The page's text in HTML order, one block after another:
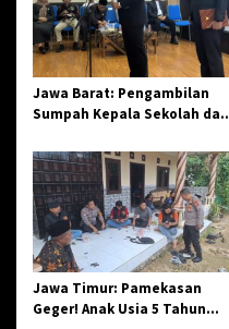
Jawa Barat: Pengambilan
Sumpah Kepala Sekolah dan
Penegasan Integritas
Aparatur Pendidikan dan
Birokrasi
Jawa Timur: Pamekasan
Geger! Anak Usia 5 Tahun